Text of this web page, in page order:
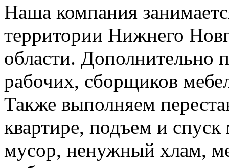
Наша компания
территории Нижнего
области. Дополнительно
рабочих, сборщиков
Также выполняем
квартире, подъем и
мусор, ненужный хлам,